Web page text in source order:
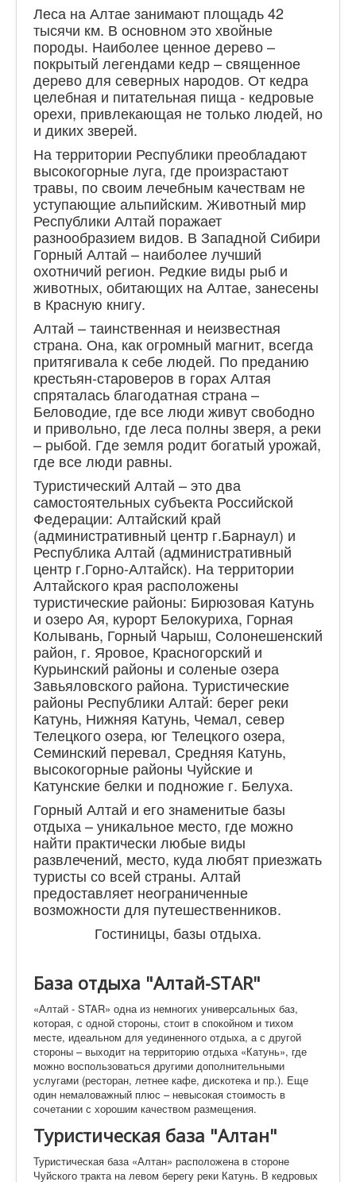
Леса на Алтае занимают площадь 42
тысячи км. В основном это хвойные
породы. Наиболее ценное дерево –
покрытый легендами кедр – священное
дерево для северных народов. От кедра
целебная и питательная пища - кедровые
орехи, привлекающая не только людей, но
и диких зверей.
На территории Республики преобладают
высокогорные луга, где произрастают
травы, по своим лечебным качествам не
уступающие альпийским. Животный мир
Республики Алтай поражает
разнообразием видов. В Западной Сибири
Горный Алтай – наиболее лучший
охотничий регион. Редкие виды рыб и
животных, обитающих на Алтае, занесены
в Красную книгу.
Алтай – таинственная и неизвестная
страна. Она, как огромный магнит, всегда
притягивала к себе людей. По преданию
крестьян-староверов в горах Алтая
спряталась благодатная страна –
Беловодие, где все люди живут свободно
и привольно, где леса полны зверя, а реки
– рыбой. Где земля родит богатый урожай,
где все люди равны.
Туристический Алтай – это два
самостоятельных субъекта Российской
Федерации: Алтайский край
(административный центр г.Барнаул) и
Республика Алтай (административный
центр г.Горно-Алтайск). На территории
Алтайского края расположены
туристические районы: Бирюзовая Катунь
и озеро Ая, курорт Белокуриха, Горная
Колывань, Горный Чарыш, Солонешенский
район, г. Яровое, Красногорский и
Курьинский районы и соленые озера
Завьяловского района. Туристические
районы Республики Алтай: берег реки
Катунь, Нижняя Катунь, Чемал, север
Телецкого озера, юг Телецкого озера,
Семинский перевал, Средняя Катунь,
высокогорные районы Чуйские и
Катунские белки и подножие г. Белуха.
Горный Алтай и его знаменитые базы
отдыха – уникальное место, где можно
найти практически любые виды
развлечений, место, куда любят приезжать
туристы со всей страны. Алтай
предоставляет неограниченные
возможности для путешественников.
Гостиницы, базы отдыха.
База отдыха "Алтай-STAR"
«Алтай - STAR» одна из немногих универсальных баз,
которая, с одной стороны, стоит в спокойном и тихом
месте, идеальном для уединенного отдыха, а с другой
стороны – выходит на территорию отдыха «Катунь», где
можно воспользоваться другими дополнительными
услугами (ресторан, летнее кафе, дискотека и пр.). Еще
один немаловажный плюс – невысокая стоимость в
сочетании с хорошим качеством размещения.
Туристическая база "Алтан"
Туристическая база «Алтан» расположена в стороне
Чуйского тракта на левом берегу реки Катунь. В кедровых